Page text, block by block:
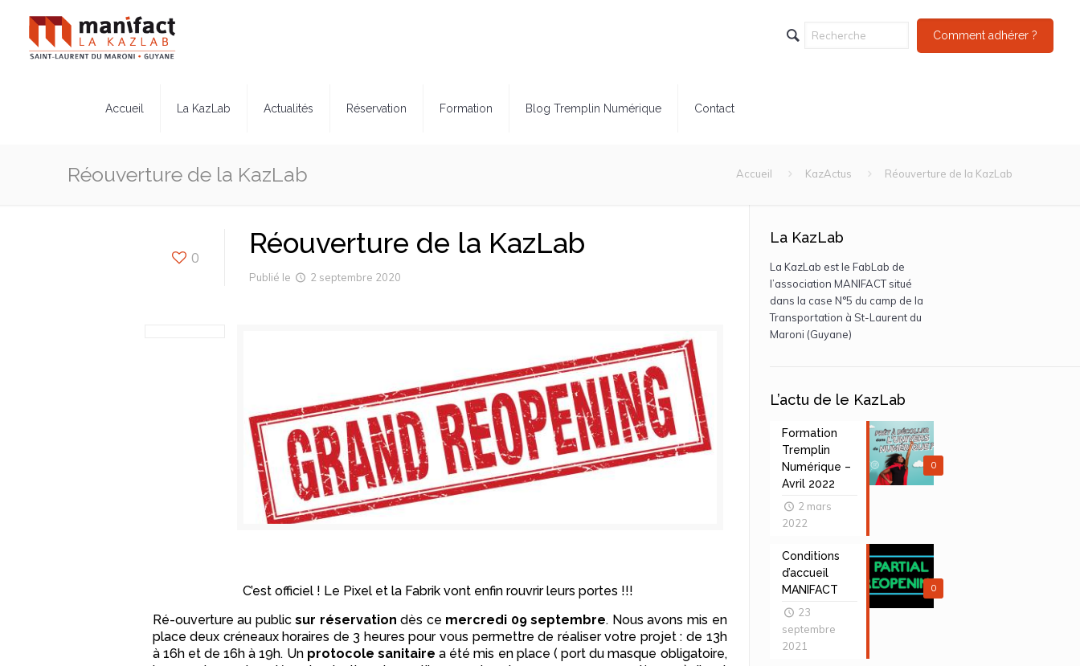
Accueil La KazLab Actualités Réservation Formation Blog Tremplin Numérique Contact
Comment adhérer ?
Réouverture de la KazLab Accueil KazActus Réouverture de la KazLab
0 Réouverture de la KazLab
Publié le 2 septembre 2020
C’est officiel ! Le Pixel et la Fabrik vont enfin rouvrir leurs portes !!!
Ré-ouverture au publicsur réservation dès ce mercredi 09 septembre. Nous avons mis en
place deux créneaux horaires de 3 heures pour vous permettre de réaliser votre projet : de 13h
à 16h et de 16h à 19h. Un protocole sanitaire a été mis en place ( port du masque obligatoire,
La KazLab
La KazLab est le FabLab de
l’association MANIFACT situé
dans la case N°5 du camp de la
Transportation à St-Laurent du
Maroni (Guyane)
L’actu de le KazLab
0
Formation
Tremplin
Numérique –
Avril 2022
2 mars
2022
0
Conditions
d’accueil
MANIFACT
23
septembre
2021